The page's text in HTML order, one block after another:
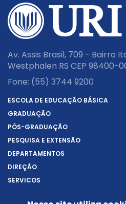
Av. Assis Brasil, 709 - Bairro
Westphalen RS CEP 98400-
Fone: (55) 3744 9200
ESCOLA DE EDUCAÇÃO BÁSICA
GRADUAÇÃO
PÓS-GRADUAÇÃO
PESQUISA E EXTENSÃO
DEPARTAMENTOS
DIREÇÃO
SERVIÇOS